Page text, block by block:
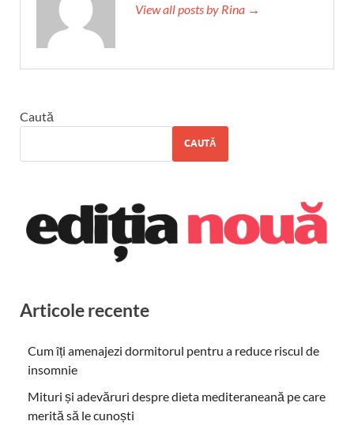
View all posts by Rina →
Caută
CAUTĂ
Articole recente
Cum îți amenajezi dormitorul pentru a reduce riscul de
insomnie
Mituri și adevăruri despre dieta mediteraneană pe care
merită să le cunoști